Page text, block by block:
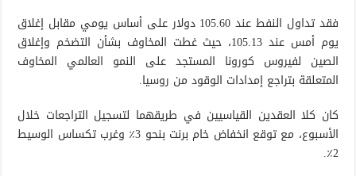
فقد تداول النفط عند 105.60 دولار على أساس يومي مقابل إغلاق
يوم أمس عند 105.13، حيث غطت المخاوف بشأن التضخم وإغلاق
الصين لفيروس كورونا المستجد على النمو العالمي المخاوف
المتعلقة بتراجع ​​إمدادات الوقود من روسيا.
كان كلا العقدين القياسيين في طريقهما لتسجيل التراجعات خلال
الأسبوع، مع توقع انخفاض خام برنت بنحو 3٪ وغرب تكساس الوسيط
2٪.